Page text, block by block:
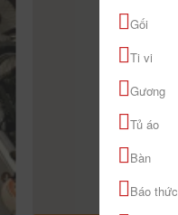
Gối
Ti vi
Gương
Tủ áo
Bàn
Báo thức